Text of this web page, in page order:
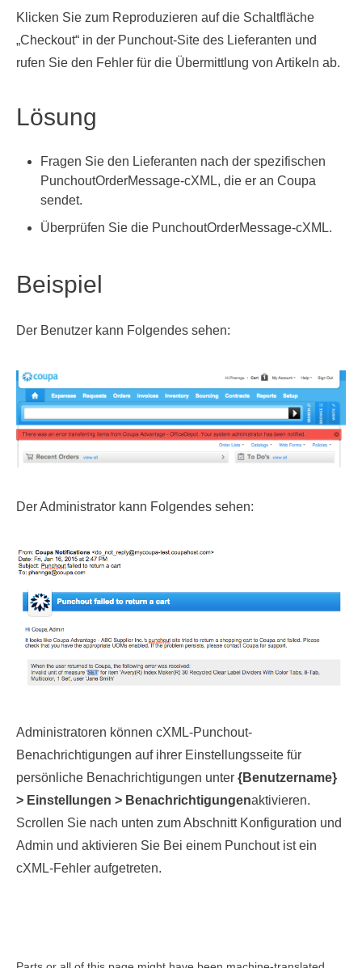
Klicken Sie zum Reproduzieren auf die Schaltfläche
„Checkout“ in der Punchout-Site des Lieferanten und
rufen Sie den Fehler für die Übermittlung von Artikeln ab.
Lösung
Fragen Sie den Lieferanten nach der spezifischen
PunchoutOrderMessage-cXML, die er an Coupa
sendet.
Überprüfen Sie die PunchoutOrderMessage-cXML.
Beispiel
Der Benutzer kann Folgendes sehen:
Der Administrator kann Folgendes sehen:
Administratoren können cXML-Punchout-
Benachrichtigungen auf ihrer Einstellungsseite für
persönliche Benachrichtigungen unter {Benutzername}
> Einstellungen > Benachrichtigungenaktivieren.
Scrollen Sie nach unten zum Abschnitt Konfiguration und
Admin und aktivieren Sie Bei einem Punchout ist ein
cXML-Fehler aufgetreten.